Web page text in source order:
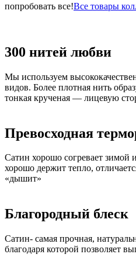
попробовать все!Все товары
300 нитей любви
Мы используем
видов. Более плотная нить
тонкая крученая — лицевую
Превосходная
Сатин хорошо согревает зимой
хорошо держит тепло,
«дышит»
Благородный блеск
Сатин- самая прочная,
благодаря которой позволяет